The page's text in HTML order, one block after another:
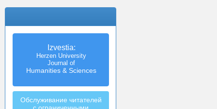
Izvestia:
Herzen University
Journal of
Humanities & Sciences
Обслуживание читателей